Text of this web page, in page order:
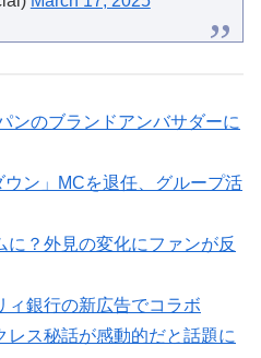
ンのブランドアンバサダーに
ン」MCを退任、グループ活
に？外見の変化にファンが反
ィ銀行の新広告でコラボ
レス秘話が感動的だと話題に